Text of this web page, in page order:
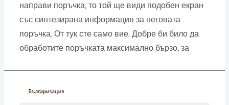
направи поръчка, то той ще види подобен екран
със синтезирана информация за неговата
поръчка. От тук сте само вие. Добре би било да
обработите поръчката максимално бързо, за